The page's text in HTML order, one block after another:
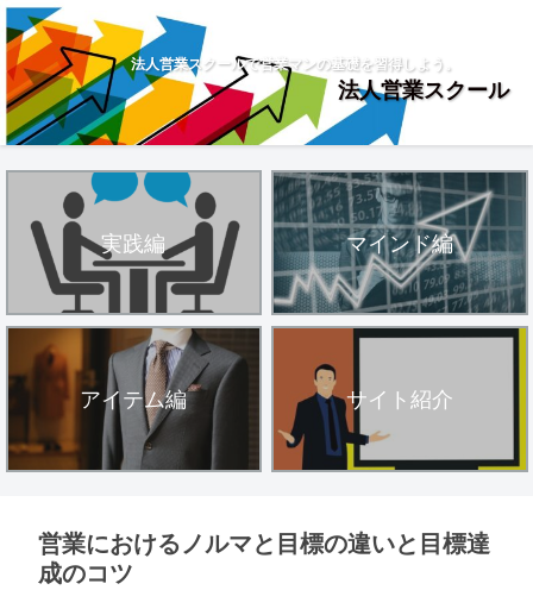
法人営業スクールで営業マンの基礎を習得しよう。
法人営業スクール
実践編 マインド編
アイテム編 サイト紹介
営業におけるノルマと目標の違いと目標達
成のコツ